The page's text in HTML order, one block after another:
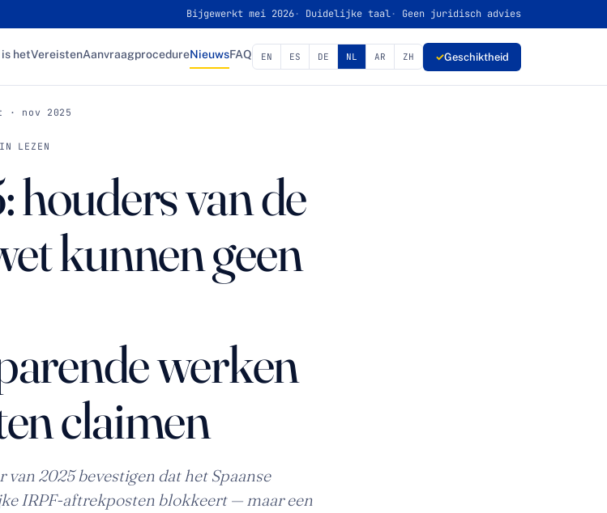
Bijgewerkt mei 2026 Duidelijke taal Geen juridisch advies
is hetVereistenAanvraagprocedureNieuwsFAQ EN ES DE NL AR ZH ✓Geschiktheid
· nov 2025
LEZEN
van de
kunnen geen
werken
claimen
2025 bevestigen dat het Spaanse
IRPF-aftrekposten blokkeert — maar een